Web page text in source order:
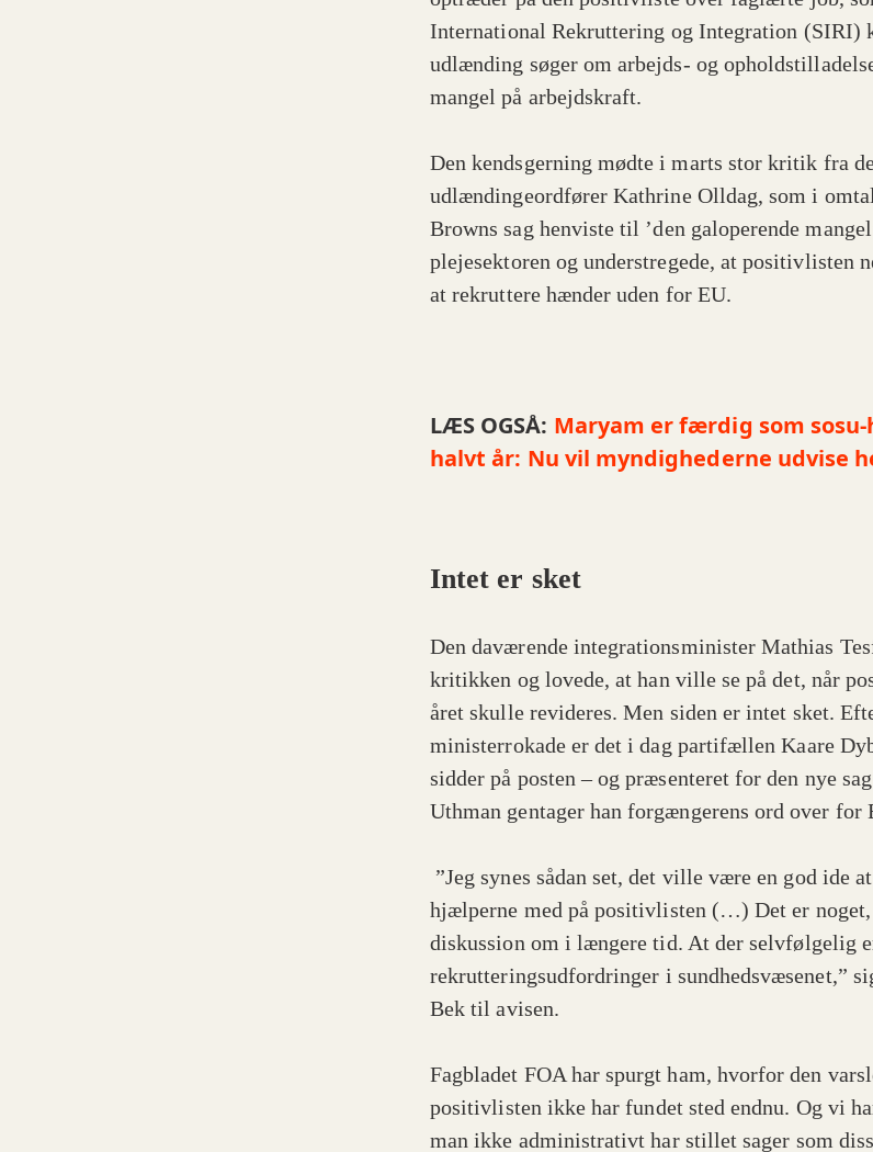
International Rekruttering og Integration (SIRI)
udlænding søger om arbejds- og
mangel på arbejdskraft.
Den kendsgerning mødte i marts stor kritik fra
udlændingeordfører Kathrine Olldag, som i
Browns sag henviste til ’den galoperende
plejesektoren og understregede, at positivlisten
at rekruttere hænder uden for EU.
LÆS OGSÅ: Maryam er færdig som
halvt år: Nu vil myndighederne udvise
Intet er sket
Den daværende integrationsminister Mathias
kritikken og lovede, at han ville se på det, når
året skulle revideres. Men siden er intet sket.
ministerrokade er det i dag partifællen Kaare
sidder på posten – og præsenteret for den nye
Uthman gentager han forgængerens ord over for
”Jeg synes sådan set, det ville være en god ide
hjælperne med på positivlisten (…) Det er
diskussion om i længere tid. At der selvfølgelig
rekrutteringsudfordringer i sundhedsvæsenet,”
Bek til avisen.
Fagbladet FOA har spurgt ham, hvorfor den
positivlisten ikke har fundet sted endnu. Og vi
man ikke administrativt har stillet sager som